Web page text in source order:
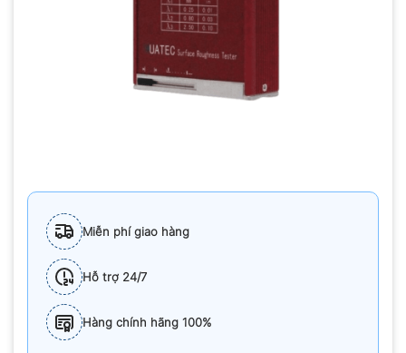
Miễn phí giao hàng
Hỗ trợ 24/7
Hàng chính hãng 100%